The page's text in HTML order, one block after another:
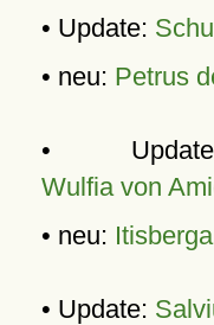
• Update:
• neu: Petrus
•
Wulfia von
• neu:
• Update: